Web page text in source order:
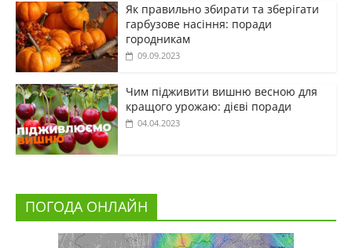
Як правильно збирати та зберігати
гарбузове насіння: поради
городникам
09.09.2023
Чим підживити вишню весною для
кращого урожаю: дієві поради
04.04.2023
ПОГОДА ОНЛАЙН